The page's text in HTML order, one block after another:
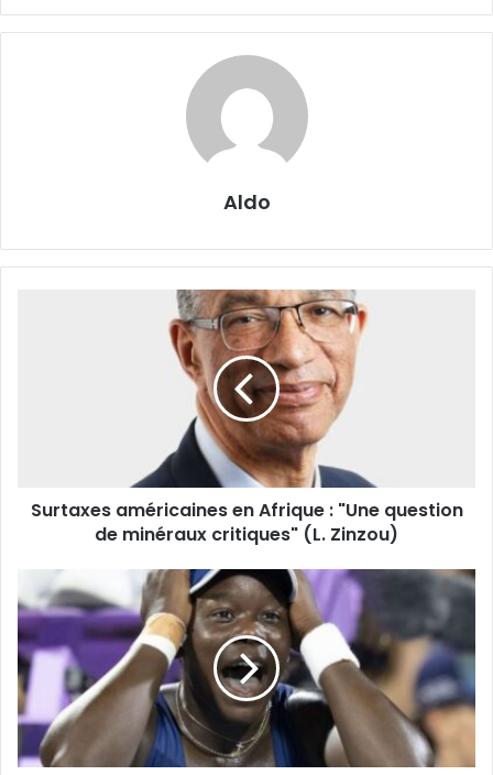
Aldo
critiques"
Surtaxes américaines en Afrique : "Une question
de minéraux critiques" (L. Zinzou)
:
Victoria
Mboko,
la
révélation
congolaise-
canadienne
qui